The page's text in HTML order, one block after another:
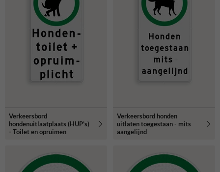
Verkeersbord
hondenuitlaatplaats (HUP’s)
- Toilet en opruimen
Verkeersbord honden
uitlaten toegestaan - mits
aangelijnd